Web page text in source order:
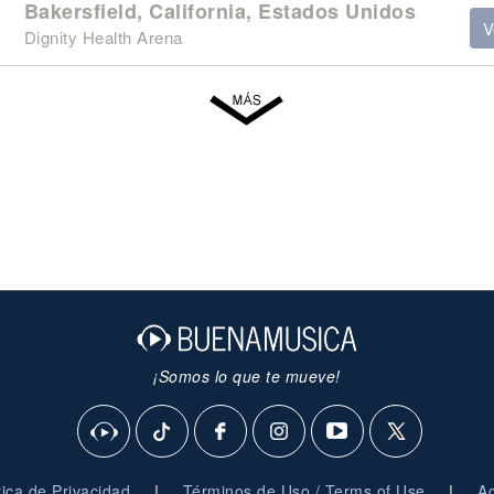
Bakersfield, California, Estados Unidos
Dignity Health Arena
¡Somos lo que te mueve!